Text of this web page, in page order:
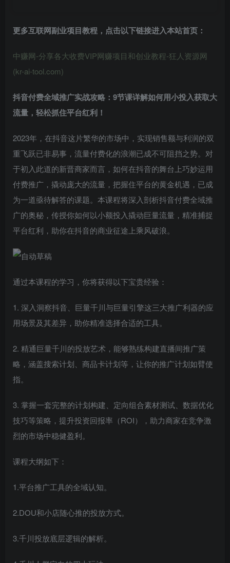
更多互联网副业项目教程，点击以下链接进入本站首页 ：
中赚网-分享各大收费VIP网赚项目和创业教程-狂人资源网
(kr-ai-tool.com)
抖音付费全域推广实战攻略 ：9节课详解如何用小投入获取大
流量 ，轻松抓住平台红利！
2023年，在抖音这片繁华的市场中，实现销售额与利润的双
重飞跃已非易事，流量付费化的浪潮已成不可阻挡之势。对
于初入此道的新晋商家而言，如何在抖音的舞台上巧妙运用
付费推广，撬动庞大的流量，把握住平台的黄金机遇，已成
为一道亟待解答的课题。本课程将深入剖析抖音付费全域推
广的奥秘，传授你如何以小额投入撬动巨量流量，精准捕捉
平台红利，助你在抖音的商业征途上乘风破浪。
通过本课程的学习，你将获得以下宝贵经验：
1. 深入洞察抖音、巨量千川与巨量引擎这三大推广利器的应
用场景及其差异，助你精准选择合适的工具。
2. 精通巨量千川的投放艺术，能够熟练构建直播间推广策
略，涵盖搜索计划、商品卡计划等，让你的推广计划如臂使
指。
3. 掌握一套完整的计划构建、定向组合素材测试、数据优化
技巧等策略，提升投资回报率（ROI），助力商家在竞争激
烈的市场中稳健盈利。
课程大纲如下：
1.平台推广工具的全域认知。
2.DOU和小店随心推的投放方式。
3.千川投放底层逻辑的解析。